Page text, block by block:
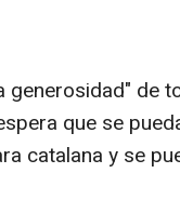
generosidad" de
que se
catalana y se